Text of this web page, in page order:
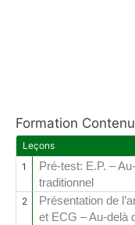
Formation Contenu
Leçons
1
Pré-test: E.P. –
traditionnel
2
Présentation de
et ECG – Au-delà